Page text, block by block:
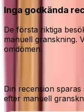
Inga godkända
De första riktiga
manuell granskning.
omdömen.
Din recension
efter manuell